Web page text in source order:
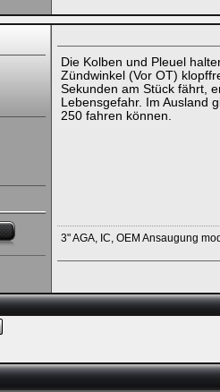
Die Kolben und Pleuel
Zündwinkel (Vor OT)
Sekunden am Stück fährt,
Lebensgefahr. Im Ausland
250 fahren können.
3" AGA, IC, OEM Ansaugung